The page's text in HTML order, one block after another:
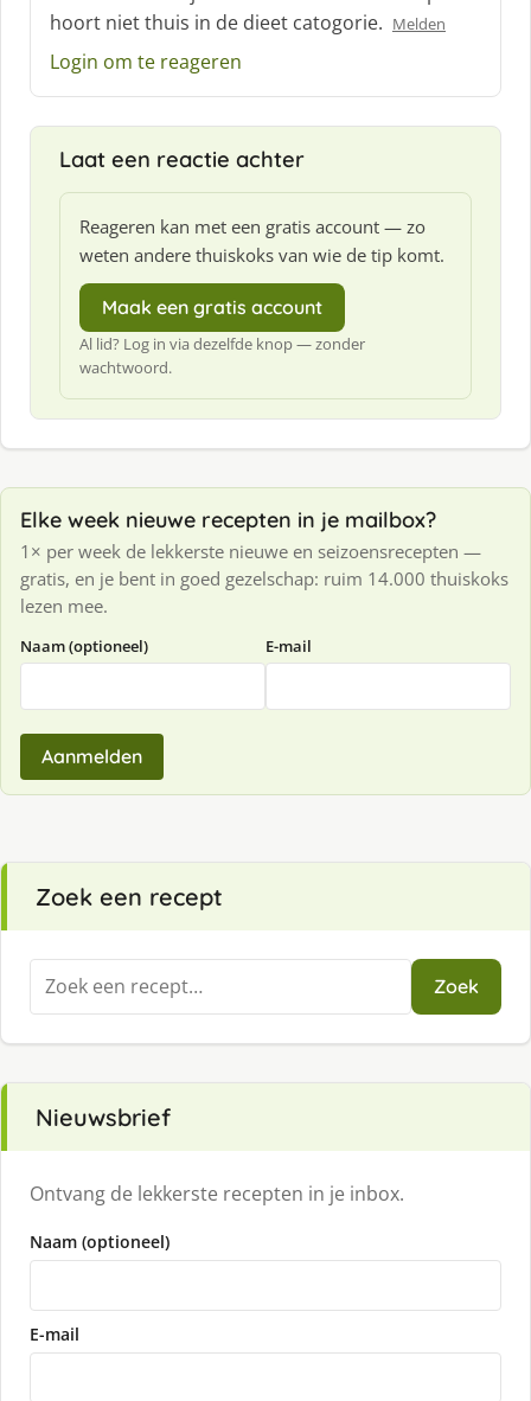
e
:
hoort niet thuis in de dieet catogorie. Melden
Login om te reageren
Laat een reactie achter
Reageren kan met een gratis account — zo
weten andere thuiskoks van wie de tip komt.
Maak een gratis account
Al lid? Log in via dezelfde knop — zonder
wachtwoord.
Elke week nieuwe recepten in je mailbox?
1× per week de lekkerste nieuwe en seizoensrecepten —
gratis, en je bent in goed gezelschap: ruim 14.000 thuiskoks
lezen mee.
Naam (optioneel) E-mail
Aanmelden
Zoek een recept
Zoeken
naar:
Zoek
Nieuwsbrief
Ontvang de lekkerste recepten in je inbox.
Naam (optioneel)
E-mail